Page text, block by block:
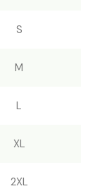
S
M
L
XL
2XL